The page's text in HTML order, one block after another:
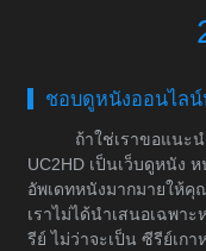
ชอบดูหนังออนไลน์
ถ้าใช่เราขอแนะ
UC2HD เป็นเว็บดูหนัง
อัพเดทหนังมากมายให้คุ
เราไม่ได้นำเสนอเฉพา
รีย์ ไม่ว่าจะเป็น ซีรีย์เก